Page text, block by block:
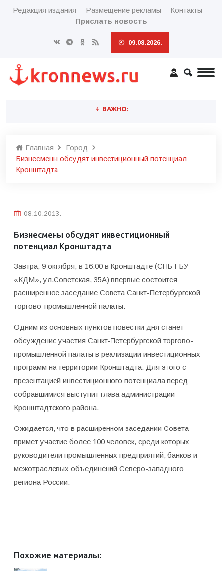
Редакция издания Размещение рекламы
Контакты
Прислать новость
09.08.2026.
ВАЖНО:
Главная
Город
Бизнесмены обсудят инвестиционный потенциал
Кронштадта
08.10.2013.
Бизнесмены обсудят инвестиционный
потенциал Кронштадта
Завтра, 9 октября, в 16:00 в Кронштадте (СПБ ГБУ
«КДМ», ул.Советская, 35А) впервые состоится
расширенное заседание Совета Санкт-Петербургской
торгово-промышленной палаты.
Одним из основных пунктов повестки дня станет
обсуждение участия Санкт-Петербургской торгово-
промышленной палаты в реализации инвестиционных
программ на территории Кронштадта. Для этого с
презентацией инвестиционного потенциала перед
собравшимися выступит глава администрации
Кронштадтского района.
Ожидается, что в расширенном заседании Совета
примет участие более 100 человек, среди которых
руководители промышленных предприятий, банков и
межотраслевых объединений Северо-западного
региона России.
Похожие материалы: